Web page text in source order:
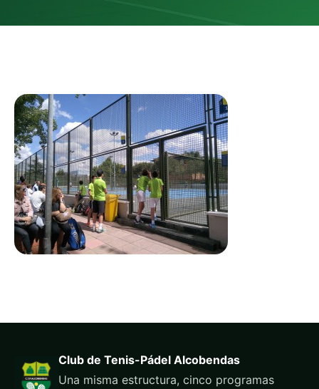
Club de Tenis-Pádel Alcobendas
Una misma estructura, cinco programas